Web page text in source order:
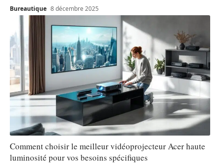
Bureautique 8 décembre 2025
Comment choisir le meilleur vidéoprojecteur Acer haute
luminosité pour vos besoins spécifiques